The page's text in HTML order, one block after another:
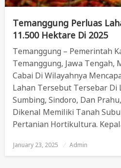
Temanggung Perluas
11.500 Hektare Di 2025
Temanggung – Pemerintah
Temanggung, Jawa Tengah,
Cabai Di Wilayahnya
Lahan Tersebut Tersebar Di
Sumbing, Sindoro, Dan
Dikenal Memiliki Tanah
Pertanian Hortikultura.
Posted
January 23, 2025 Admin